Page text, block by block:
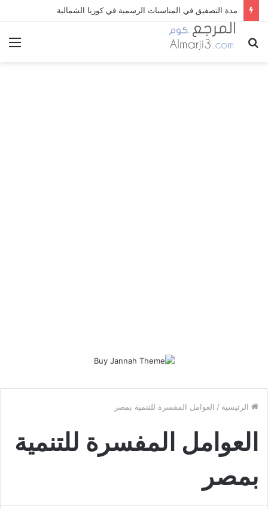
مدة التصفيق في المناسبات الرسمية في كوريا الشمالية
بحث
الرئيسية / العوامل المفسرة للتنمية بمصر
العوامل المفسرة للتنمية
بمصر